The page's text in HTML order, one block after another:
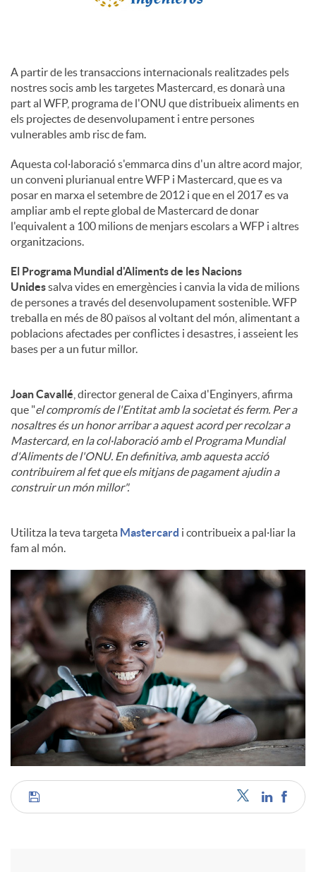
g
u
t
s
A partir de les transaccions internacionals realitzades pels
nostres socis amb les targetes Mastercard, es donarà una
part al WFP, programa de l'ONU que distribueix aliments en
els projectes de desenvolupament i entre persones
vulnerables amb risc de fam.
Aquesta col·laboració s'emmarca dins d'un altre acord major,
un conveni plurianual entre WFP i Mastercard, que es va
posar en marxa el setembre de 2012 i que en el 2017 es va
ampliar amb el repte global de Mastercard de donar
l'equivalent a 100 milions de menjars escolars a WFP i altres
organitzacions.
El Programa Mundial d'Aliments de les Nacions
Unidessalva vides en emergències i canvia la vida de milions
de persones a través del desenvolupament sostenible. WFP
treballa en més de 80 països al voltant del món, alimentant a
poblacions afectades per conflictes i desastres, i asseient les
bases per a un futur millor.
Joan Cavallé , director general de Caixa d'Enginyers, afirma
que "el compromís de l'Entitat amb la societat és ferm. Per a
nosaltres és un honor arribar a aquest acord per recolzar a
Mastercard, en la col·laboració amb el Programa Mundial
d'Aliments de l'ONU. En definitiva, amb aquesta acció
contribuirem al fet que els mitjans de pagament ajudin a
construir un món millor".
Utilitza la teva targeta Mastercard i contribueix a pal·liar la
fam al món.
C